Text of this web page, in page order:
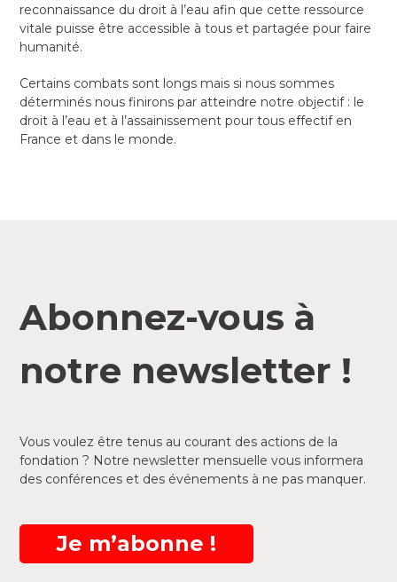
reconnaissance du droit à l’eau afin que cette ressource
vitale puisse être accessible à tous et partagée pour faire
humanité.
Certains combats sont longs mais si nous sommes
déterminés nous finirons par atteindre notre objectif : le
droit à l’eau et à l’assainissement pour tous effectif en
France et dans le monde.
Abonnez-vous à
notre newsletter !
Vous voulez être tenus au courant des actions de la
fondation ? Notre newsletter mensuelle vous informera
des conférences et des événements à ne pas manquer.
Je m’abonne !